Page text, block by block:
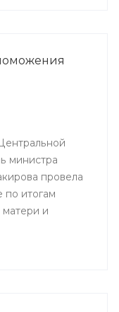
министра
провела
итогам
и